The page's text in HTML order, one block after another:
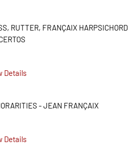
RUTTER, FRANÇAIX HARPSICHORD
Details
- JEAN FRANÇAIX
Details